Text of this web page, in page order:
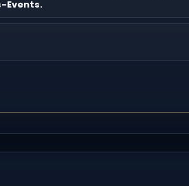
Events.